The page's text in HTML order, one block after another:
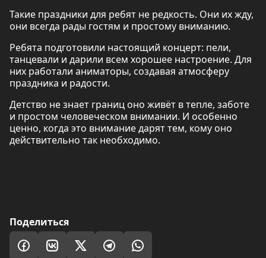
Такие праздники для ребят не редкость. Они их жду,
они всегда рады гостям и простому вниманию.
Ребята подготовили настоящий концерт: пели,
танцевали и дарили всем хорошее настроение. Для
них работали аниматоры, создавая атмосферу
праздника и радости.
Детство не знает границ оно живёт в тепле, заботе
и простом человеческом внимании. И особенно
ценно, когда это внимание дарят тем, кому оно
действительно так необходимо.
Поделиться